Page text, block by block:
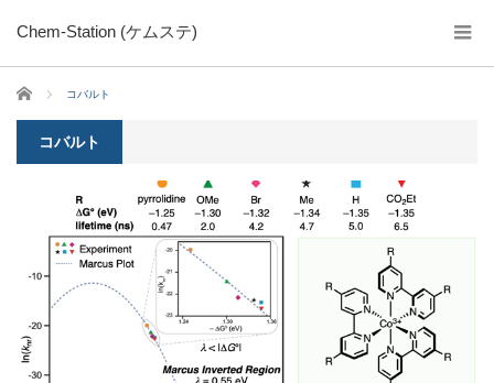
Chem-Station (ケムステ)
ホーム コバルト
コバルト